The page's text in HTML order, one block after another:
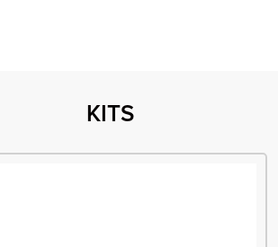
KITS